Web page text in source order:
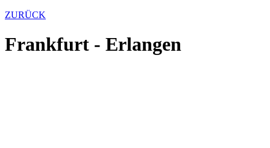
ZURÜCK
Frankfurt - Erlangen